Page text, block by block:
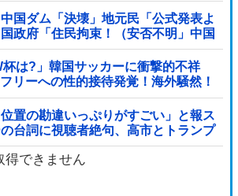
国ダム「決壊」地元民「公式発表よ
政府「住民拘束！（安否不明」中国
削除」台風13号「三峡ダム接近中」
は?」韓国サッカーに衝撃的不祥
リーへの性的接待発覚！海外騒然！
位置の勘違いっぷりがすごい」と報ス
台詞に視聴者絶句、高市とトランプ
いう思惑がひしひしと他
得できません